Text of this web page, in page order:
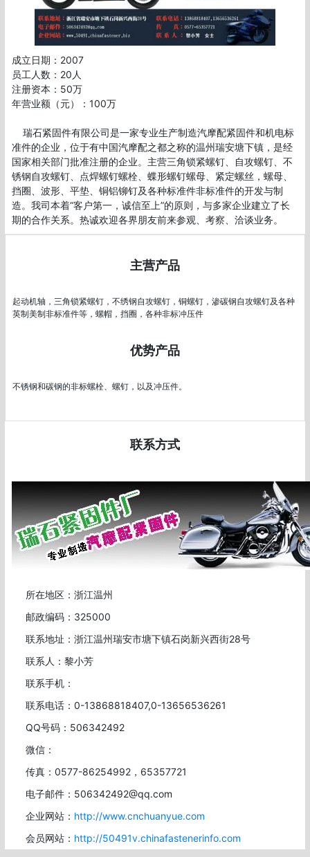
成立日期：2007
员工人数：20人
注册资本：50万
年营业额（元）：100万
准件的企业，位于有中国汽摩配之都之称的温州瑞安塘下镇，是经
国家相关部门批准注册的企业。主营三角锁紧螺钉、自攻螺钉、不
锈钢自攻螺钉、点焊螺钉螺栓、蝶形螺钉螺母、紧定螺丝，螺母、
挡圈、波形、平垫、铜铝铆钉及各种标准件非标准件的开发与制
造。我司本着“客户第一，诚信至上”的原则，与多家企业建立了长
主营产品
起动机轴，三角锁紧螺钉，不绣钢自攻螺钉，铜螺钉，渗碳钢自攻螺钉及各种
英制美制非标准件等，螺帽，挡圈，各种非标冲压件
优势产品
不锈钢和碳钢的非标螺栓、螺钉，以及冲压件。
联系方式
所在地区：浙江温州
邮政编码：325000
联系地址：浙江温州瑞安市塘下镇石岗新兴西街28号
联系人：黎小芳
联系手机：
联系电话：0-13868818407,0-13656536261
QQ号码：506342492
微信：
传真：0577-86254992，65357721
电子邮件：506342492@qq.com
企业网站： http://www.cnchuanyue.com
会员网站： http://50491v.chinafastenerinfo.com